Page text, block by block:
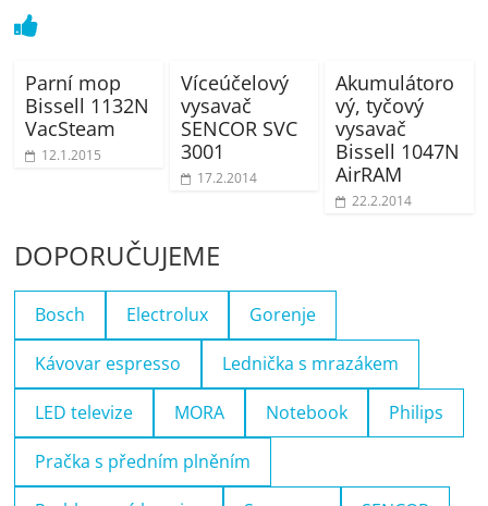
Parní mop
Bissell 1132N
VacSteam
12.1.2015
Víceúčelový
vysavač
SENCOR SVC
3001
17.2.2014
Akumulátoro
vý, tyčový
vysavač
Bissell 1047N
AirRAM
22.2.2014
DOPORUČUJEME
Bosch Electrolux Gorenje
Kávovar espresso Lednička s mrazákem
LED televize MORA Notebook Philips
Pračka s předním plněním